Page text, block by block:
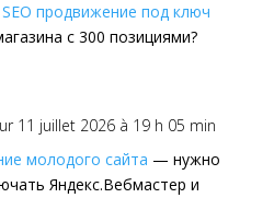
SEO продвижение под ключ
с 300 позициями?
11 juillet 2026 à 19 h 05 min
молодого сайта — нужно
Яндекс.Вебмастер и